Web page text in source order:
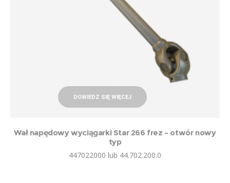
DOWIEDZ SIĘ WIĘCEJ
Wał napędowy wyciągarki Star 266 frez – otwór nowy
typ
447022000 lub 44.702.200.0